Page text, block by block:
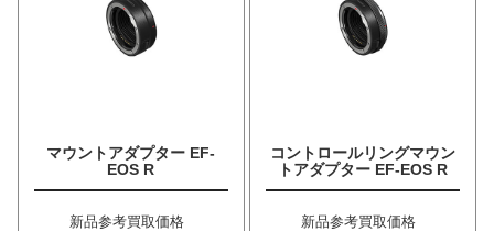
マウントアダプター EF-
EOS R
新品参考買取価格
コントロールリングマウン
トアダプター EF-EOS R
新品参考買取価格